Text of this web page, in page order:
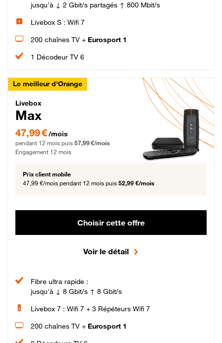
jusqu'à ↓ 2 Gbit/s partagés ↑ 800 Mbit/s
Livebox S : Wifi 7
200 chaînes TV + Eurosport 1
1 Décodeur TV 6
Le meilleur d'Orange
Livebox Max Fibre
Livebox
Max
47,99 € par mois pendant 12 mois puis 57,99 € par mois, Engagement 12 mois
47,99 €/mois
pendant 12 mois puis 57,99 €/mois
Engagement 12 mois
Prix client mobile
47,99 €/mois pendant 12 mois puis 52,99 €/mois
Choisir cette offre
Voir le détail
Fibre ultra rapide :
jusqu'à ↓ 8 Gbit/s ↑ 8 Gbit/s
Livebox 7 : Wifi 7 + 3 Répéteurs Wifi 7
200 chaînes TV + Eurosport 1